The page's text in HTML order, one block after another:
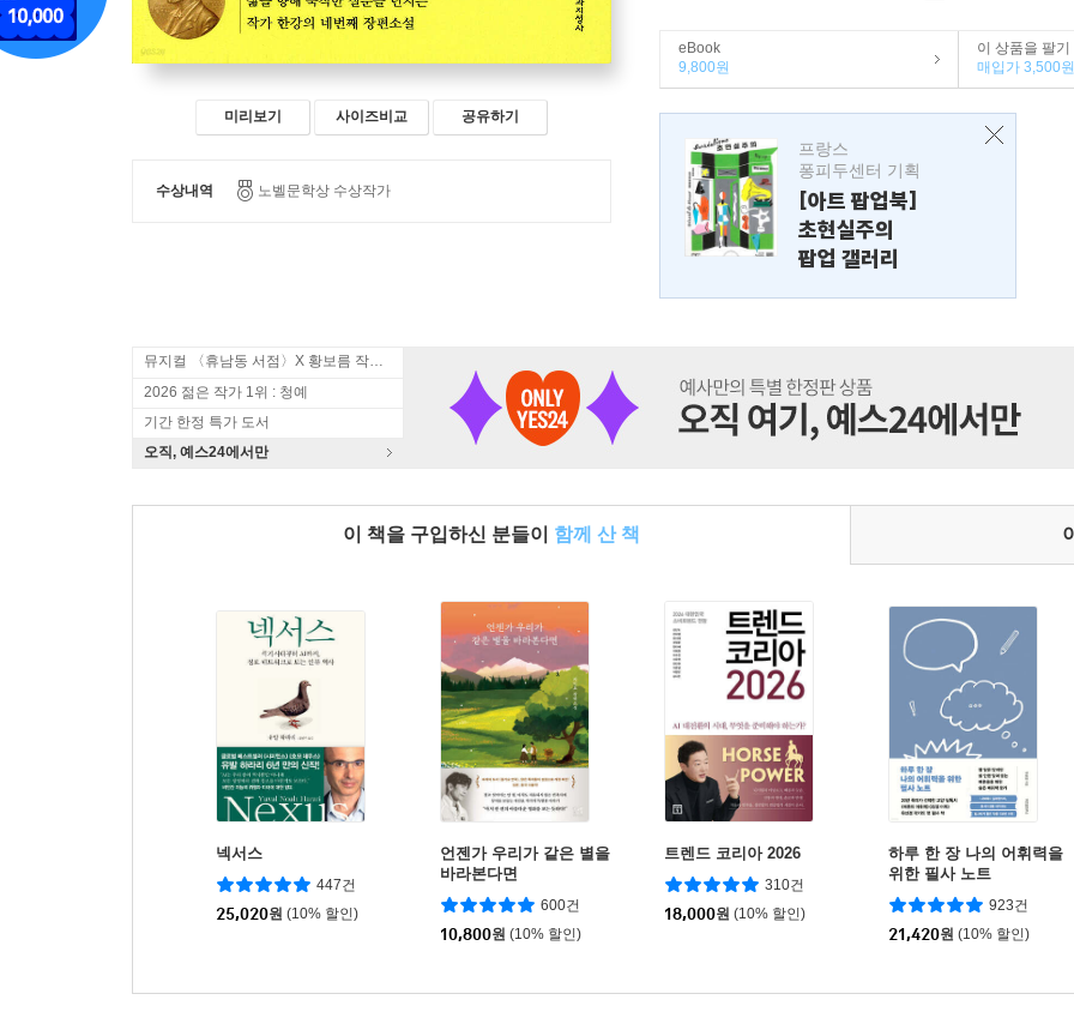
미리보기 사이즈비교 공유하기
수상내역 노벨문학상 수상작가
eBook
9,800원
이 상품을 팔기
매입가 3,500원
프랑스
퐁피두센터 기획
[아트 팝업북]
초현실주의
팝업 갤러리
뮤지컬 〈휴남동 서점〉X 황보름 작가 북토크
2026 젊은 작가 1위 : 청예
기간 한정 특가 도서
오직, 예스24에서만
이 책을 구입하신 분들이 함께 산 책
넥서스
447건
25,020원 (10% 할인)
언젠가 우리가 같은 별을
바라본다면
600건
10,800원 (10% 할인)
트렌드 코리아 2026
310건
18,000원 (10% 할인)
하루 한 장 나의 어휘력을
위한 필사 노트
923건
21,420원 (10% 할인)